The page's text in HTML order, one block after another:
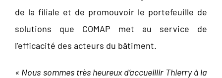
de la filiale et de promouvoir le portefeuille de
solutions que COMAP met au service de
l’efficacité des acteurs du bâtiment.
« Nous sommes très heureux d’accueillir Thierry à la